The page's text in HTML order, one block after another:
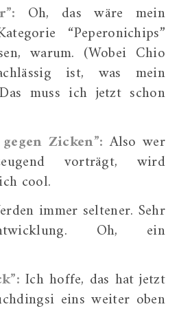
Oh, das wäre mein
“Peperonichips”
warum. (Wobei Chio
ist, was mein
muss ich jetzt schon
Zicken”: Also wer
vorträgt, wird
cool.
immer seltener. Sehr
Oh, ein
Ich hoffe, das hat jetzt
eins weiter oben